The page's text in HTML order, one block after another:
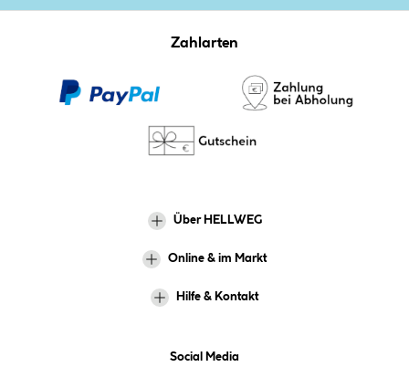
Zahlarten
Über HELLWEG
Online & im Markt
Hilfe & Kontakt
Social Media